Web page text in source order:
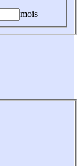
mois